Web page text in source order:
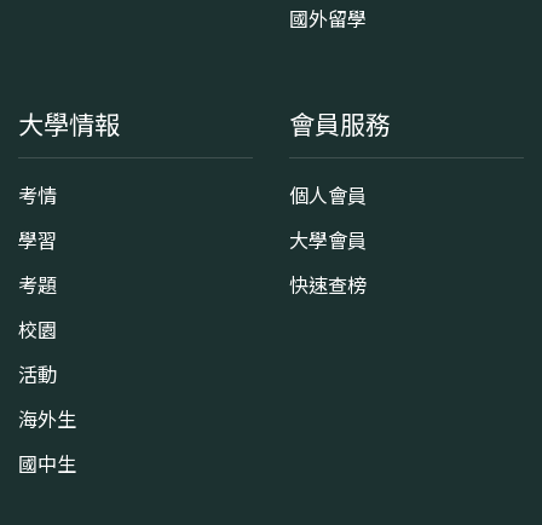
國外留學
大學情報
考情
學習
考題
校園
活動
海外生
國中生
會員服務
個人會員
大學會員
快速查榜